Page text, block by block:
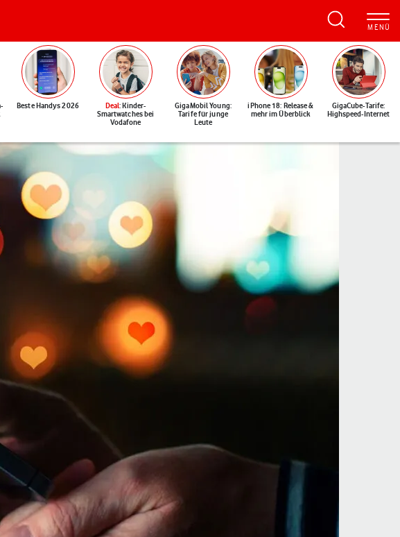
Beste Handys 2026 Deal: Kinder-
Smartwatches bei
Vodafone
GigaMobil Young:
Tarife für junge
Leute
iPhone 18: Release &
mehr im Überblick
GigaCube-Tarife:
Highspeed-Internet